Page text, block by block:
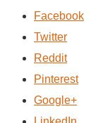
Facebook
Twitter
Reddit
Pinterest
Google+